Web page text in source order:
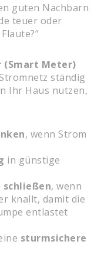
guten Nachbarn
teuer oder
Meter)
ständig
Ihr Haus nutzen,
, wenn Strom
in günstige
, wenn
knallt, damit die
entlastet
sturmsichere